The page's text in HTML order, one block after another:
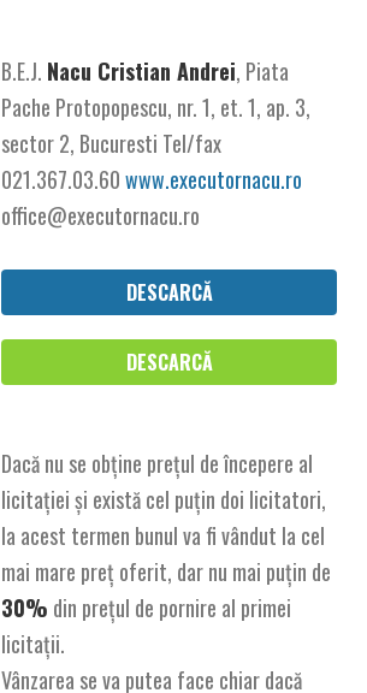
B.E.J. Nacu Cristian Andrei, Piata
Pache Protopopescu, nr. 1, et. 1, ap. 3,
sector 2, Bucuresti Tel/fax
021.367.03.60www.executornacu.ro
office@executornacu.ro
DESCARCĂ
DESCARCĂ
Dacă nu se obține prețul de începere al
licitației și există cel puțin doi licitatori,
la acest termen bunul va fi vândut la cel
mai mare preț oferit, dar nu mai puțin de
30% din prețul de pornire al primei
licitații.
Vânzarea se va putea face chiar dacă